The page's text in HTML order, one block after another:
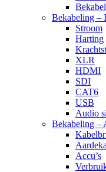
Bekabeling –
Stroom
Harting
XLR
HDMI
SDI
CAT6
USB
Audio
Bekabeling –
Accu’s